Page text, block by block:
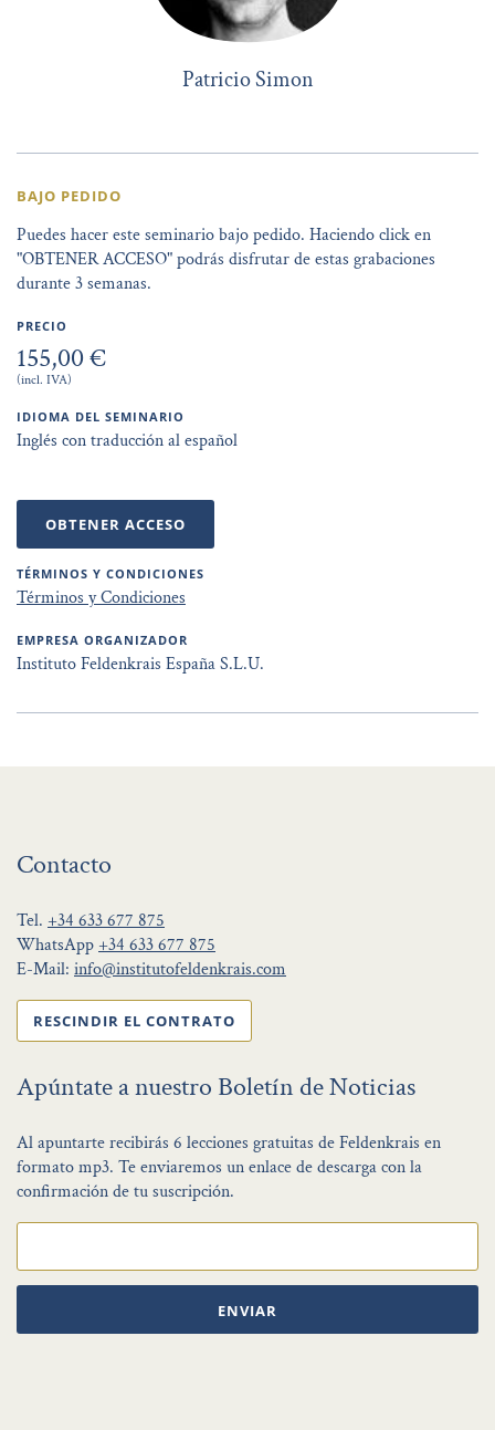
Patricio Simon
BAJO PEDIDO
Puedes hacer este seminario bajo pedido. Haciendo click en
"OBTENER ACCESO" podrás disfrutar de estas grabaciones
durante 3 semanas.
PRECIO
155,00 €
(incl. IVA)
IDIOMA DEL SEMINARIO
Inglés con traducción al español
OBTENER ACCESO
TÉRMINOS Y CONDICIONES
Términos y Condiciones
EMPRESA ORGANIZADOR
Instituto Feldenkrais España S.L.U.
Contacto
Tel. +34 633 677 875
WhatsApp +34 633 677 875
E-Mail: info@institutofeldenkrais.com
RESCINDIR EL CONTRATO
Apúntate a nuestro Boletín de Noticias
Al apuntarte recibirás 6 lecciones gratuitas de Feldenkrais en
formato mp3. Te enviaremos un enlace de descarga con la
confirmación de tu suscripción.
ENVIAR